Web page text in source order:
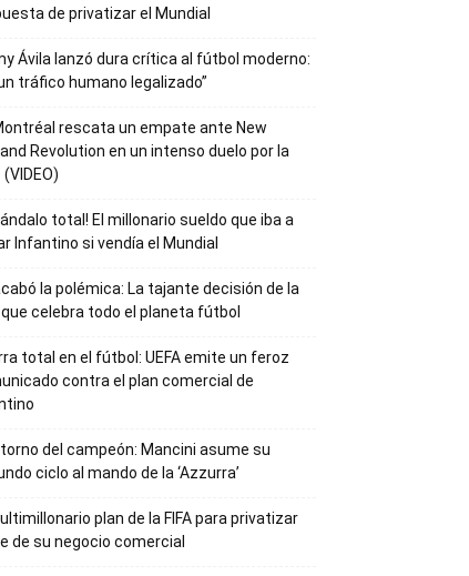
de privatizar el Mundial
Ávila lanzó dura crítica al fútbol moderno:
tráfico humano legalizado”
rescata un empate ante New
Revolution en un intenso duelo por la
(VIDEO)
total! El millonario sueldo que iba a
Infantino si vendía el Mundial
la polémica: La tajante decisión de la
que celebra todo el planeta fútbol
total en el fútbol: UEFA emite un feroz
contra el plan comercial de
del campeón: Mancini asume su
ciclo al mando de la ‘Azzurra’
plan de la FIFA para privatizar
de su negocio comercial